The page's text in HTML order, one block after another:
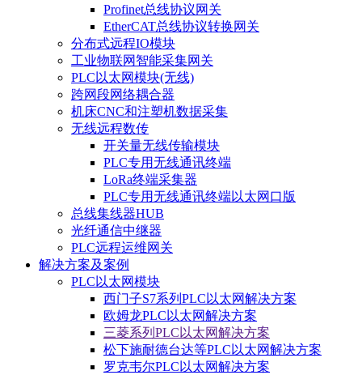
Profinet总线协议网关
EtherCAT总线协议转换网关
分布式远程IO模块
工业物联网智能采集网关
PLC以太网模块(无线)
跨网段网络耦合器
机床CNC和注塑机数据采集
无线远程数传
开关量无线传输模块
PLC专用无线通讯终端
LoRa终端采集器
PLC专用无线通讯终端以太网口版
总线集线器HUB
光纤通信中继器
PLC远程运维网关
解决方案及案例
PLC以太网模块
西门子S7系列PLC以太网解决方案
欧姆龙PLC以太网解决方案
三菱系列PLC以太网解决方案
松下施耐德台达等PLC以太网解决方案
罗克韦尔PLC以太网解决方案